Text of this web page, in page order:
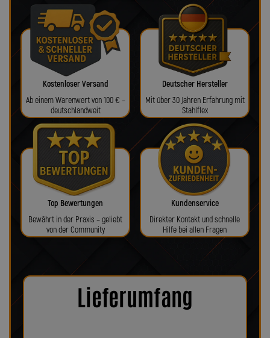
Kostenloser Versand
Ab einem Warenwert von 100 € –
deutschlandweit
Deutscher Hersteller
Mit über 30 Jahren Erfahrung mit
Stahlflex
Top Bewertungen
Bewährt in der Praxis – geliebt
von der Community
Kundenservice
Direkter Kontakt und schnelle
Hilfe bei allen Fragen
Lieferumfang